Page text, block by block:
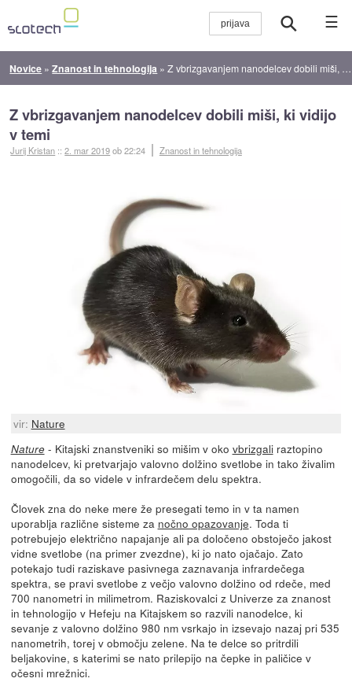
☰
Novice »Znanost in tehnologija »Z vbrizgavanjem nanodelcev dobili miši, ki vidijo v temi
Z vbrizgavanjem nanodelcev dobili miši, ki vidijo
v temi
Jurij Kristan ::2. mar 2019ob 22:24 Znanost in tehnologija
vir: Nature
Nature- Kitajski znanstveniki so mišim v oko vbrizgaliraztopino
nanodelcev, ki pretvarjajo valovno dolžino svetlobe in tako živalim
omogočili, da so videle v infrardečem delu spektra.
Človek zna do neke mere že presegati temo in v ta namen
uporablja različne sisteme za nočno opazovanje. Toda ti
potrebujejo električno napajanje ali pa določeno obstoječo jakost
vidne svetlobe (na primer zvezdne), ki jo nato ojačajo. Zato
potekajo tudi raziskave pasivnega zaznavanja infrardečega
spektra, se pravi svetlobe z večjo valovno dolžino od rdeče, med
700 nanometri in milimetrom. Raziskovalci z Univerze za znanost
in tehnologijo v Hefeju na Kitajskem so razvili nanodelce, ki
sevanje z valovno dolžino 980 nm vsrkajo in izsevajo nazaj pri 535
nanometrih, torej v območju zelene. Na te delce so pritrdili
beljakovine, s katerimi se nato prilepijo na čepke in paličice v
očesni mrežnici.